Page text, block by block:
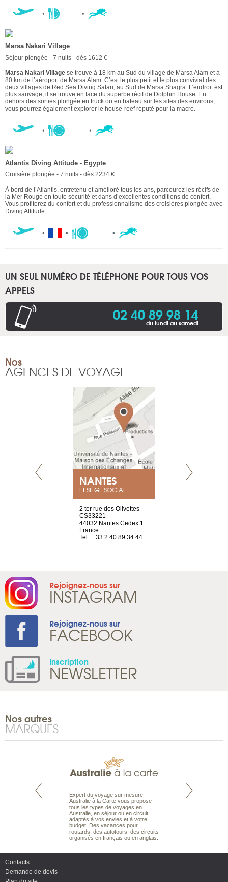
Marsa Nakari Village
Séjour plongée - 7 nuits - dès 1612 €
Marsa Nakari Village se trouve à 18 km au Sud du village de Marsa Alam et à
80 km de l’aéroport de Marsa Alam. C’est le plus petit et le plus convivial des
deux villages de Red Sea Diving Safari, au Sud de Marsa Shagra. L’endroit est
plus sauvage, il se trouve en face du superbe récif de Dolphin House. En
dehors des sorties plongée en truck ou en bateau sur les sites des environs,
vous pourrez également explorer le house-reef réputé pour la macro.
Atlantis Diving Attitude - Egypte
Croisière plongée - 7 nuits - dès 2234 €
À bord de l’Atlantis, entretenu et amélioré tous les ans, parcourez les récifs de
la Mer Rouge en toute sécurité et dans d’excellentes conditions de confort.
Vous profiterez du confort et du professionnalisme des croisières plongée avec
Diving Attitude.
UN SEUL NUMÉRO DE TÉLÉPHONE POUR TOUS VOS
APPELS
02 40 89 98 14
du lundi au samedi
Nos
AGENCES DE VOYAGE
NANTES
ET SIÈGE SOCIAL
2 ter rue des Olivettes
CS33221
44032 Nantes Cedex 1
France
Tel : +33 2 40 89 34 44
Rejoignez-nous sur
INSTAGRAM
Rejoignez-nous sur
FACEBOOK
Inscription
NEWSLETTER
Nos autres
MARQUES
est le spécialiste
Expert du voyage sur mesure,
Australie à la Carte vous propose
tous les types de voyages en
Australie, en séjour ou en circuit,
adaptés à vos envies et à votre
budget. Des vacances pour
routards, des autotours, des circuits
organisés en français ou en anglais.
Parce qu’ils sont
Contacts
Demande de devis